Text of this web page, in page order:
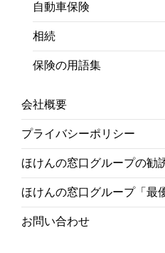
自動車保険
相続
保険の用語集
会社概要
プライバシーポリシー
ほけんの窓口グループの勧
ほけんの窓口グループ「最
お問い合わせ